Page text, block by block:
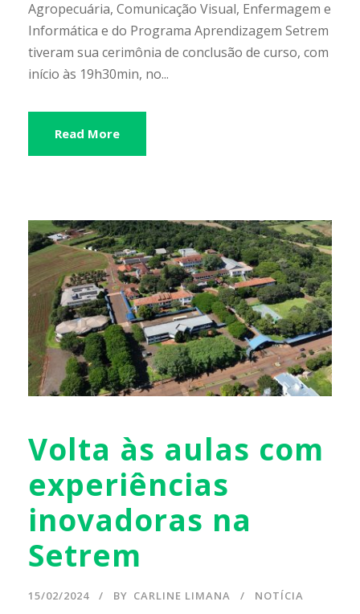
Agropecuária, Comunicação Visual, Enfermagem e
Informática e do Programa Aprendizagem Setrem
tiveram sua cerimônia de conclusão de curso, com
início às 19h30min, no...
Read More
Volta às aulas com
experiências
inovadoras na
Setrem
15/02/2024 BY CARLINE LIMANA NOTÍCIA